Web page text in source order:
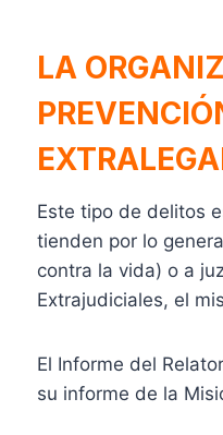
LA
Este tipo de delitos
tienden por lo
contra la vida) o a
Extrajudiciales, el
El Informe del
su informe de la